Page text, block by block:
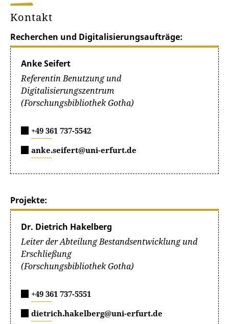
Dissertationen müssen über den Alphabetischen
Katalog der Herzoglichen Sammlung und den
werden.
zu den Katalogen
Kontakt
Recherchen und Digitalisierungsaufträge:
Anke Seifert
Referentin Benutzung und
Digitalisierungszentrum
(Forschungsbibliothek Gotha)
+49 361 737-5542
anke.seifert@uni-erfurt.de
Projekte:
Dr. Dietrich Hakelberg
Leiter der Abteilung Bestandsentwicklung und
Erschließung
(Forschungsbibliothek Gotha)
+49 361 737-5551
dietrich.hakelberg@uni-erfurt.de